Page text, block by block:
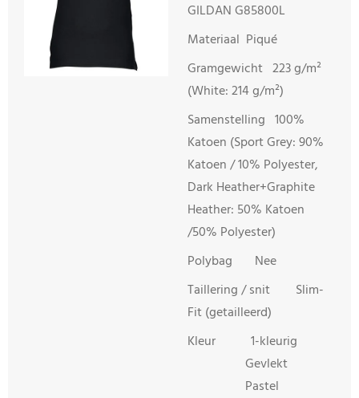
GILDAN G85800L
Materiaal Piqué
Gramgewicht 223 g/m²
(White: 214 g/m²)
Samenstelling 100%
Katoen (Sport Grey: 90%
Katoen / 10% Polyester,
Dark Heather+Graphite
Heather: 50% Katoen
/50% Polyester)
Polybag Nee
Taillering / snit Slim-
Fit (getailleerd)
Kleur 1-kleurig
Gevlekt
Pastel